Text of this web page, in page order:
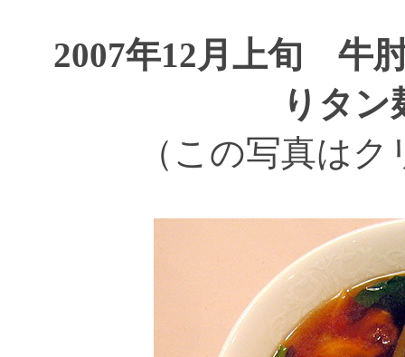
2007年12月上旬 牛
りタ
（この写真は